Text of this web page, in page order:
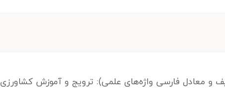
و معادل فارسی واژه‌های علمی): ترویج و آموزش کشاورزی